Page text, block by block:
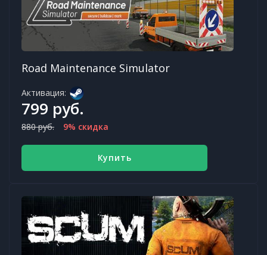
Road Maintenance Simulator
Активация:
799 руб.
880 руб. 9% скидка
Купить